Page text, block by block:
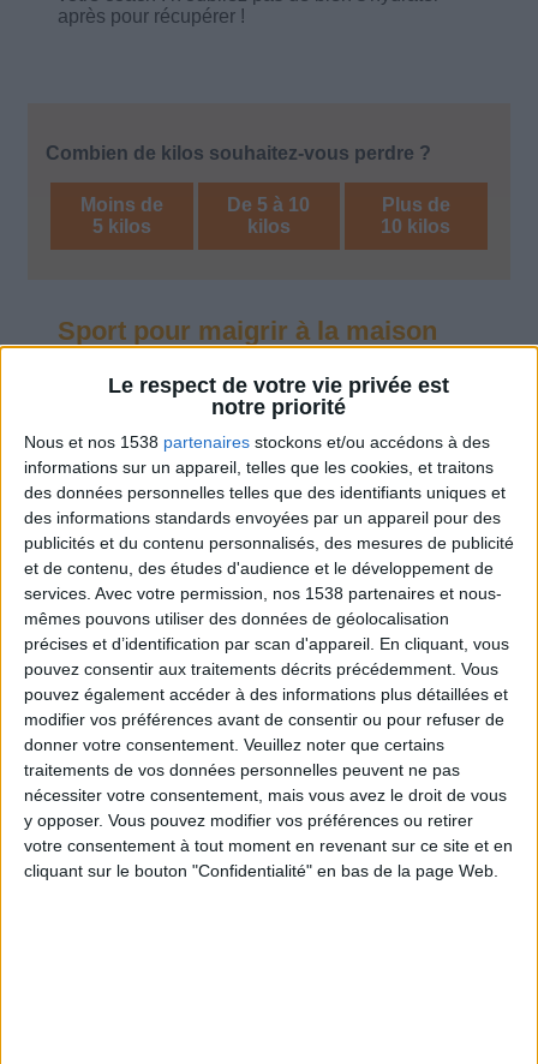
Le respect de votre vie privée est
notre priorité
Nous et nos 1538 partenaires stockons et/ou accédons à des
informations sur un appareil, telles que les cookies, et traitons
des données personnelles telles que des identifiants uniques et
des informations standards envoyées par un appareil pour des
publicités et du contenu personnalisés, des mesures de publicité
et de contenu, des études d'audience et le développement de
services. Avec votre permission, nos 1538 partenaires et nous-
mêmes pouvons utiliser des données de géolocalisation
précises et d’identification par scan d'appareil. En cliquant, vous
pouvez consentir aux traitements décrits précédemment. Vous
pouvez également accéder à des informations plus détaillées et
modifier vos préférences avant de consentir ou pour refuser de
donner votre consentement. Veuillez noter que certains
traitements de vos données personnelles peuvent ne pas
nécessiter votre consentement, mais vous avez le droit de vous
y opposer. Vous pouvez modifier vos préférences ou retirer
votre consentement à tout moment en revenant sur ce site et en
cliquant sur le bouton "Confidentialité" en bas de la page Web.
après pour récupérer !
Combien de kilos souhaitez-vous perdre ?
Moins de
5 kilos
De 5 à 10
kilos
Plus de
10 kilos
Sport pour maigrir à la maison
Des exercices physiques efficaces à
pratiquer à la maison pour accompagner la
perte de poids et muscler des zones
spécifiques du corps.
Bas du Corps en Feu : 30 min Cardio + Renfo
Muscu | GymWaouw 8H avec Léa du
03/09/2025